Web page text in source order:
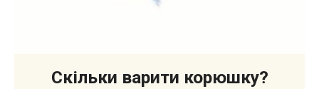
Скільки варити корюшку?